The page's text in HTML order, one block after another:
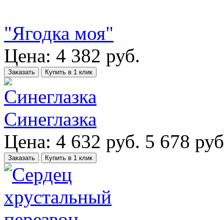
"Ягодка моя"
Цена: 4 382 руб.
Заказать Купить в 1 клик
Синеглазка
Цена: 4 632 руб. 5 678
Заказать Купить в 1 клик